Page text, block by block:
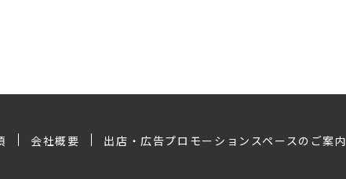
会社概要 出店・広告プロモーションスペースのご案内